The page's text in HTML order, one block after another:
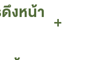
งหน้า +